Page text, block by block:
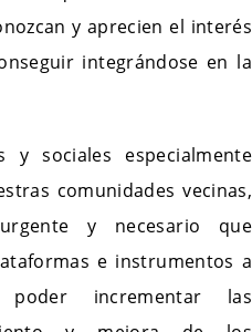
y aprecien el interés
integrándose en la
y sociales especialmente
comunidades vecinas,
y necesario que
e instrumentos a
incrementar las